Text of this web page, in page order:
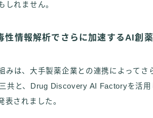
しれません。
性情報解析でさらに加速するAI創薬
みは、大手製薬企業との連携によってさ
共と、Drug Discovery AI Factoryを活用
表されました。